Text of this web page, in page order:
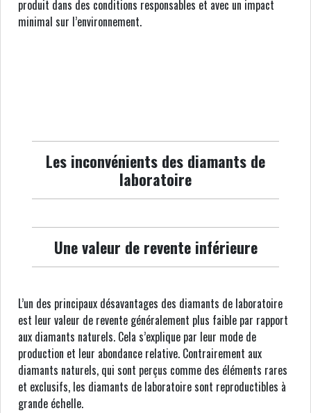
produit dans des conditions responsables et avec un impact
minimal sur l’environnement.
Les inconvénients des diamants de
laboratoire
Une valeur de revente inférieure
L’un des principaux désavantages des diamants de laboratoire
est leur valeur de revente généralement plus faible par rapport
aux diamants naturels. Cela s’explique par leur mode de
production et leur abondance relative. Contrairement aux
diamants naturels, qui sont perçus comme des éléments rares
et exclusifs, les diamants de laboratoire sont reproductibles à
grande échelle.